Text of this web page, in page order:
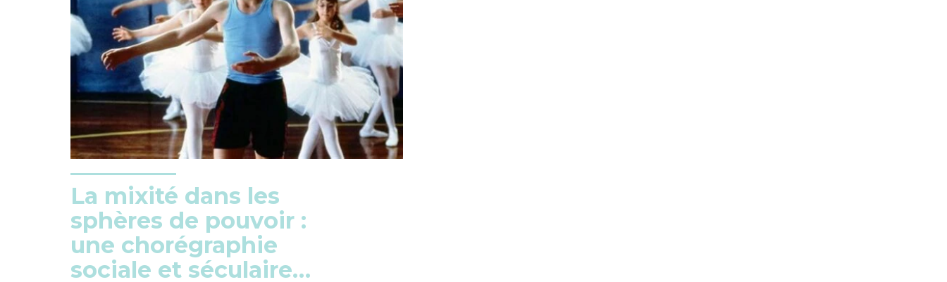
La mixité dans les
sphères de pouvoir :
une chorégraphie
sociale et séculaire…